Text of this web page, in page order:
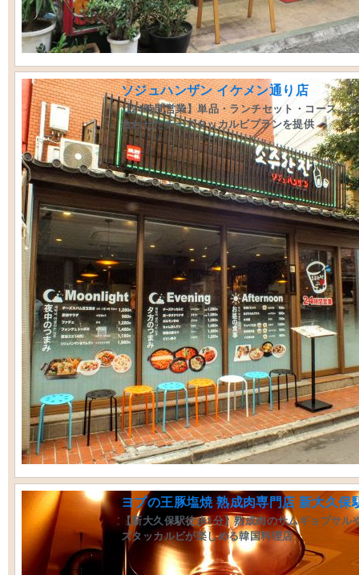
ソジュハンザン イケメン通り店
【24時間営業】単品・ランチセット・コース、
合わせたチーズタッカルビプランを提供
ヨプの王豚塩焼 熟成肉専門店 新大久保
【新大久保駅徒歩1分】熟成肉のサムギョプサル
ズタッカルビが楽しめる韓国料理店